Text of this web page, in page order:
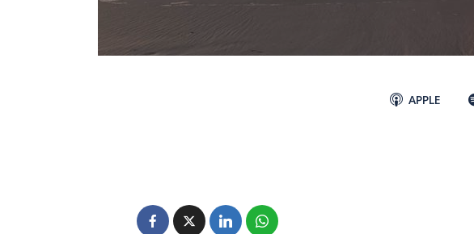
APPLE